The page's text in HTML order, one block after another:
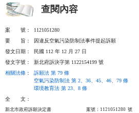
查閱內容
案 號：
1121051280
要
旨：
因違反空氣污染防制法事件提起訴願
發文日期：
民國 112 年 12 月 27 日
發文字號：
新北府訴決字第 1122154199 號
相關法條 ：
訴願法 第 79 條
空氣污染防制法 第 2、36、45、46、79 條
環境教育法 第 23、8 條
全
文：
新北市政府訴願決定書                                  案號：1121051280  號